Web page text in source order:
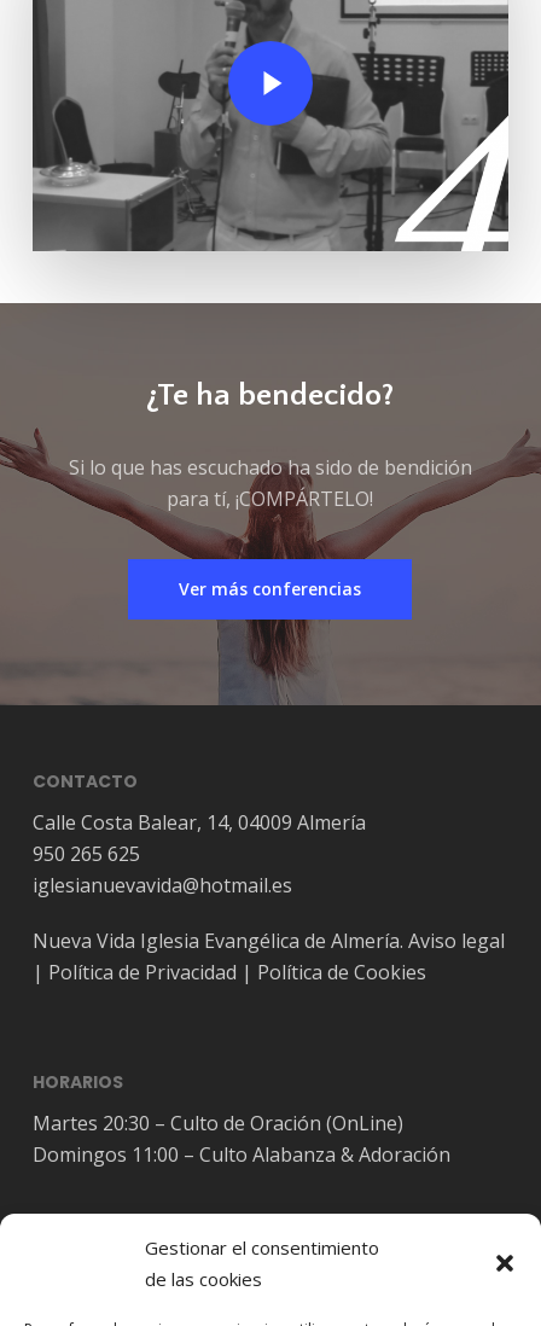
Gestionar el consentimiento
de las cookies
Play Video
¿Te ha bendecido?
Si lo que has escuchado ha sido de bendición
para tí, ¡COMPÁRTELO!
Ver más conferencias
CONTACTO
Calle Costa Balear, 14, 04009 Almería
950 265 625
iglesianuevavida@hotmail.es
Nueva Vida Iglesia Evangélica de Almería. Aviso legal
| Política de Privacidad | Política de Cookies
HORARIOS
Martes 20:30 – Culto de Oración (OnLine)
Domingos 11:00 – Culto Alabanza & Adoración
Síguenos en Redes Sociales